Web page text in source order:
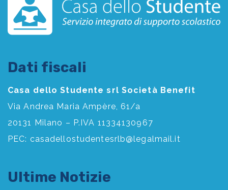
Dati fiscali
Casa dello Studente srl Società Benefit
Via Andrea Maria Ampère, 61/a
20131 Milano – P.IVA 11334130967
PEC: casadellostudentesrlb@legalmail.it
Ultime Notizie